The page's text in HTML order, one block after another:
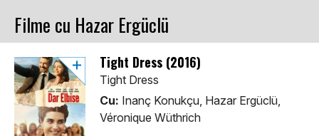
Filme cu Hazar Ergüclü
Tight Dress (2016)
Tight Dress
Cu: Inanç Konukçu, Hazar Ergüclü,
Véronique Wüthrich